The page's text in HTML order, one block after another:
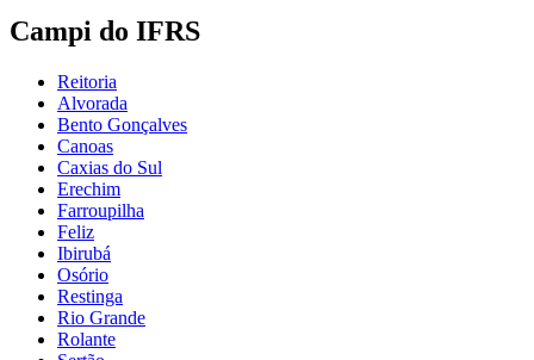
Campi do IFRS
Reitoria
Alvorada
Bento Gonçalves
Canoas
Caxias do Sul
Erechim
Farroupilha
Feliz
Ibirubá
Osório
Restinga
Rio Grande
Rolante